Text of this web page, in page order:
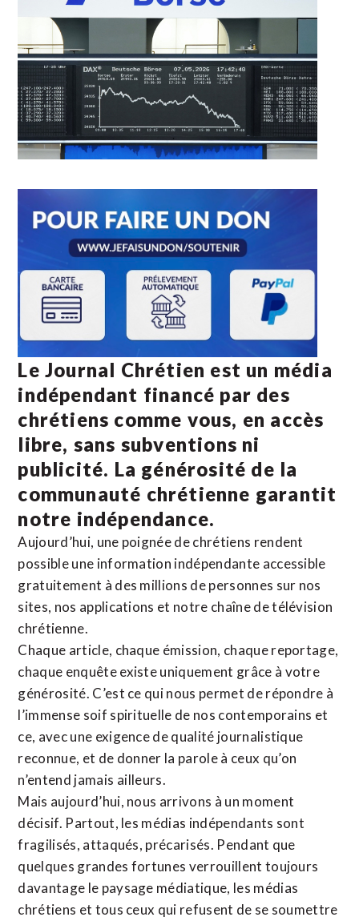
Le Journal Chrétien est un média
indépendant financé par des
chrétiens comme vous, en accès
libre, sans subventions ni
publicité. La générosité de la
communauté chrétienne garantit
notre indépendance.
Aujourd’hui, une poignée de chrétiens rendent
possible une information indépendante accessible
gratuitement à des millions de personnes sur nos
sites, nos applications et notre chaîne de télévision
chrétienne.
Chaque article, chaque émission, chaque reportage,
chaque enquête existe uniquement grâce à votre
générosité. C’est ce qui nous permet de répondre à
l’immense soif spirituelle de nos contemporains et
ce, avec une exigence de qualité journalistique
reconnue, et de donner la parole à ceux qu’on
n’entend jamais ailleurs.
Mais aujourd’hui, nous arrivons à un moment
décisif. Partout, les médias indépendants sont
fragilisés, attaqués, précarisés. Pendant que
quelques grandes fortunes verrouillent toujours
davantage le paysage médiatique, les médias
chrétiens et tous ceux qui refusent de se soumettre